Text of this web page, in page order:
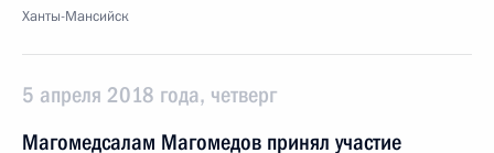
Ханты-Мансийск
5 апреля 2018 года, четверг
Магомедсалам Магомедов принял участие